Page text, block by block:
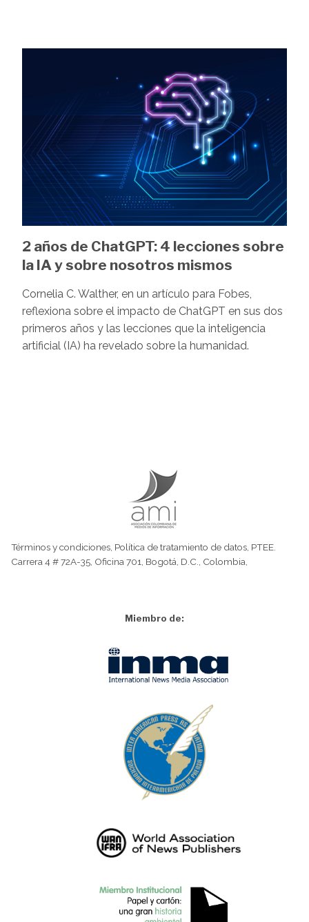
2 años de ChatGPT: 4 lecciones sobre
la IA y sobre nosotros mismos
Cornelia C. Walther, en un artículo para Fobes,
reflexiona sobre el impacto de ChatGPT en sus dos
primeros años y las lecciones que la inteligencia
artificial (IA) ha revelado sobre la humanidad.
Términos y condiciones Política de tratamiento de datos PTEE.
Carrera 4 # 72A-35, Oficina 701, Bogotá, D.C., Colombia,
Miembro de: